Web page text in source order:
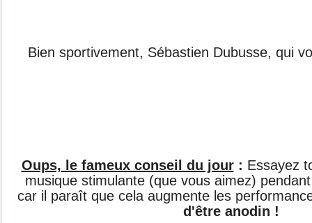
Bien sportivement, Sébastien Dubusse, qui
Oups, le fameux conseil du jour: Essayez
musique stimulante (que vous aimez)
car il paraît que cela augmente les
d'être anodin !